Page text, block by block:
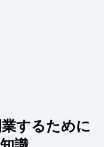
するために